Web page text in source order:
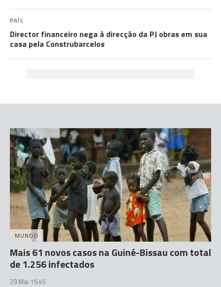
PAÍS
Director financeiro nega à direcção da PJ obras em sua
casa pela Construbarcelos
MUNDO
Mais 61 novos casos na Guiné-Bissau com total
de 1.256 infectados
29 Mai 15:45